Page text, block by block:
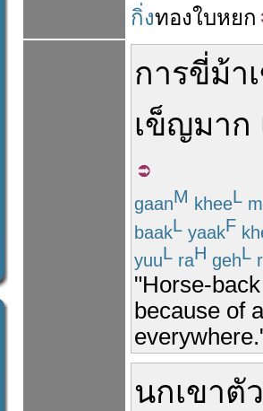
กิ่งทองใบหยก
การขี่ม้า
เข็ญมาก
gaanM kheeL
baakL yaakF
yuuL raH gehL
"Horse-
because of
นกเขาตัว